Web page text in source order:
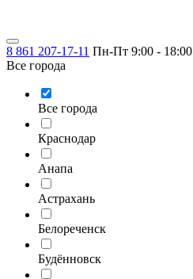
8 861 207-17-11 Пн-Пт 9:00 - 18:00
Все города
Все города
Краснодар
Анапа
Астрахань
Белореченск
Будённовск